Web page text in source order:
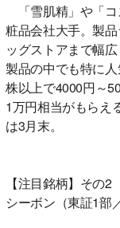
「雪肌精」や「
粧品会社大手。製
ッグストアまで幅
製品の中でも特に
株以上で4000円～
1万円相当がもらえ
は3月末。
【注目銘柄】その2
シーボン（東証1部